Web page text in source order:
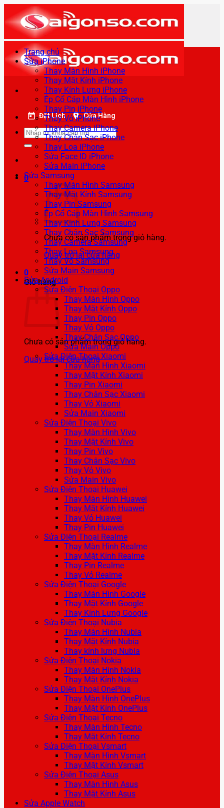
qua
nội
dung
Đặt Lịch Cửa Hàng
Tìm
kiếm:
0
Chưa có sản phẩm trong giỏ hàng.
Quay trở lại cửa hàng
0
Giỏ hàng
Chưa có sản phẩm trong giỏ hàng.
Quay trở lại cửa hàng
Trang chủ
Sửa iPhone
Thay Màn Hình iPhone
Thay Mặt Kính iPhone
Thay Kính Lưng iPhone
Ép Cổ Cáp Màn Hình iPhone
Thay Pin iPhone
Thay Vỏ iPhone
Thay Camera iPhone
Thay Chân Sạc iPhone
Thay Loa iPhone
Sửa Face ID iPhone
Sửa Main iPhone
Sửa Samsung
Thay Màn Hình Samsung
Thay Mặt Kính Samsung
Thay Pin Samsung
Ép Cổ Cáp Màn Hình Samsung
Thay Kính Lưng Samsung
Thay Chân Sạc Samsung
Thay Camera Samsung
Thay Loa Samsung
Thay Vỏ Samsung
Sửa Main Samsung
Sửa Android
Sửa Điện Thoại Oppo
Thay Màn Hình Oppo
Thay Mặt Kính Oppo
Thay Pin Oppo
Thay Vỏ Oppo
Thay Chân Sạc Oppo
Sửa Main Oppo
Sửa Điện Thoại Xiaomi
Thay Màn Hình Xiaomi
Thay Mặt Kính Xiaomi
Thay Pin Xiaomi
Thay Chân Sạc Xiaomi
Thay Vỏ Xiaomi
Sửa Main Xiaomi
Sửa Điện Thoại Vivo
Thay Màn Hình Vivo
Thay Mặt Kính Vivo
Thay Pin Vivo
Thay Chân Sạc Vivo
Thay Vỏ Vivo
Sửa Main Vivo
Sửa Điện Thoại Huawei
Thay Màn Hình Huawei
Thay Mặt Kính Huawei
Thay Vỏ Huawei
Thay Pin Huawei
Sửa Điện Thoại Realme
Thay Màn Hình Realme
Thay Mặt Kính Realme
Thay Pin Realme
Thay Vỏ Realme
Sửa Điện Thoại Google
Thay Màn Hình Google
Thay Mặt Kính Google
Thay Kính Lưng Google
Sửa Điện Thoại Nubia
Thay Màn Hình Nubia
Thay Mặt Kính Nubia
Thay kính lưng Nubia
Sửa Điện Thoại Nokia
Thay Màn Hình Nokia
Thay Mặt Kính Nokia
Sửa Điện Thoại OnePlus
Thay Màn Hình OnePlus
Thay Mặt Kính OnePlus
Sửa Điện Thoại Tecno
Thay Màn Hình Tecno
Thay Mặt Kính Tecno
Sửa Điện Thoại Vsmart
Thay Màn Hình Vsmart
Thay Mặt Kính Vsmart
Sửa Điện Thoại Asus
Thay Màn Hình Asus
Thay Mặt Kính Asus
Sửa Apple Watch